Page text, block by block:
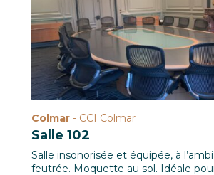
Colmar - CCI Colmar
Salle 102
Salle insonorisée et équipée, à
feutrée. Moquette au sol. Idéale